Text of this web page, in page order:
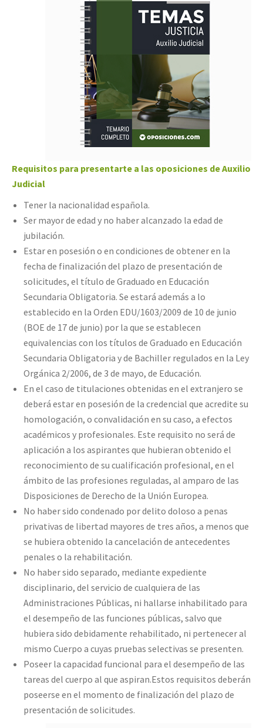
Requisitos para presentarte a las oposiciones de Auxilio
Judicial
Tener la nacionalidad española.
Ser mayor de edad y no haber alcanzado la edad de
jubilación.
Estar en posesión o en condiciones de obtener en la
fecha de finalización del plazo de presentación de
solicitudes, el título de Graduado en Educación
Secundaria Obligatoria. Se estará además a lo
establecido en la Orden EDU/1603/2009 de 10 de junio
(BOE de 17 de junio) por la que se establecen
equivalencias con los títulos de Graduado en Educación
Secundaria Obligatoria y de Bachiller regulados en la Ley
Orgánica 2/2006, de 3 de mayo, de Educación.
En el caso de titulaciones obtenidas en el extranjero se
deberá estar en posesión de la credencial que acredite su
homologación, o convalidación en su caso, a efectos
académicos y profesionales. Este requisito no será de
aplicación a los aspirantes que hubieran obtenido el
reconocimiento de su cualificación profesional, en el
ámbito de las profesiones reguladas, al amparo de las
Disposiciones de Derecho de la Unión Europea.
No haber sido condenado por delito doloso a penas
privativas de libertad mayores de tres años, a menos que
se hubiera obtenido la cancelación de antecedentes
penales o la rehabilitación.
No haber sido separado, mediante expediente
disciplinario, del servicio de cualquiera de las
Administraciones Públicas, ni hallarse inhabilitado para
el desempeño de las funciones públicas, salvo que
hubiera sido debidamente rehabilitado, ni pertenecer al
mismo Cuerpo a cuyas pruebas selectivas se presenten.
Poseer la capacidad funcional para el desempeño de las
tareas del cuerpo al que aspiran.Estos requisitos deberán
poseerse en el momento de finalización del plazo de
presentación de solicitudes.